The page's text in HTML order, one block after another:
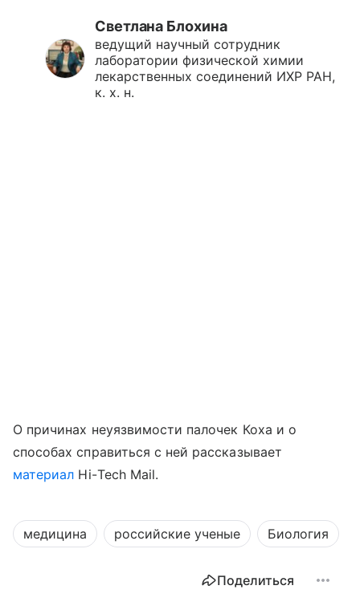
Светлана Блохина
ведущий научный сотрудник
лаборатории физической химии
лекарственных соединений ИХР РАН,
к. х. н.
О причинах неуязвимости палочек Коха и о
способах справиться с ней рассказывает
материал Hi-Tech Mail.
медицина российские ученые Биология
Поделиться